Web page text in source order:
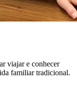
viajar e conhecer
familiar tradicional.